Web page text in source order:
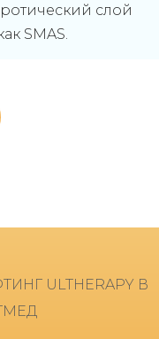
слой
SMAS.
ULTHERAPYВ